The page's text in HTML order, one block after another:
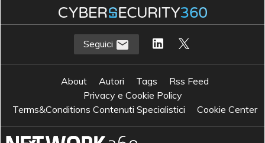
Seguici
About Autori Tags
Rss Feed
Privacy e Cookie Policy
Terms&Conditions Contenuti Specialistici
Cookie Center